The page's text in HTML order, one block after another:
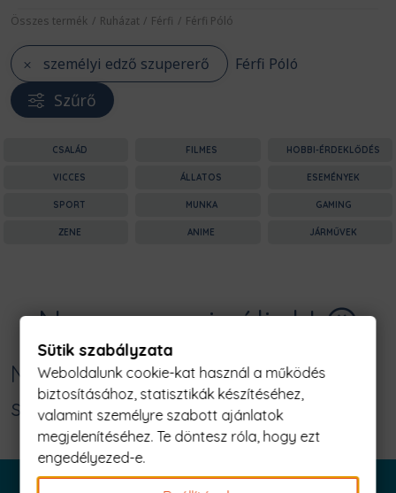
Összes termék / Ruházat / Férfi / Férfi Póló
személyi edző szupererő Férfi Póló
Szűrő
CSALÁD FILMES HOBBI-ÉRDEKLŐDÉS
VICCES ÁLLATOS ESEMÉNYEK
SPORT MUNKA GAMING
ZENE ANIME JÁRMŰVEK
Nagyon sajnáljuk! 😥
Nincs találat erre: "személyi edző
szupererő Férfi Póló"
Sütik szabályzata
Weboldalunk cookie-kat használ a működés
biztosításához, statisztikák készítéséhez,
valamint személyre szabott ajánlatok
megjelenítéséhez. Te döntesz róla, hogy ezt
engedélyezed-e.